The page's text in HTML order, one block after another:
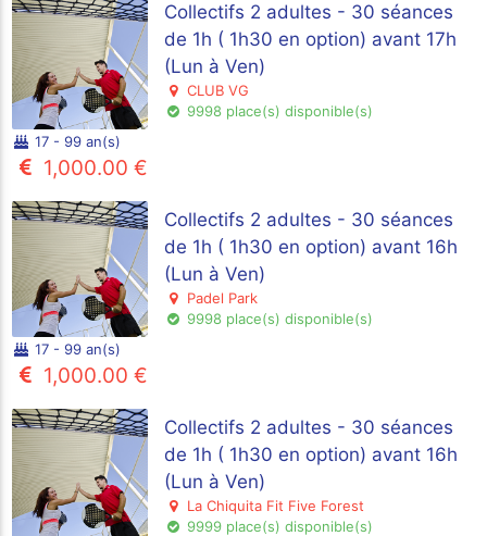
Collectifs 2 adultes - 30 séances
de 1h ( 1h30 en option) avant 17h
(Lun à Ven)
CLUB VG
9998 place(s) disponible(s)
17 - 99 an(s)
1,000.00 €
Collectifs 2 adultes - 30 séances
de 1h ( 1h30 en option) avant 16h
(Lun à Ven)
Padel Park
9998 place(s) disponible(s)
17 - 99 an(s)
1,000.00 €
Collectifs 2 adultes - 30 séances
de 1h ( 1h30 en option) avant 16h
(Lun à Ven)
La Chiquita Fit Five Forest
9999 place(s) disponible(s)